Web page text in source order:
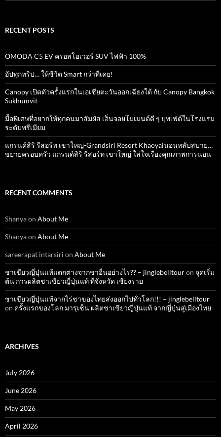
RECENT POSTS
OMODA C5 EV ครอสโอเวอร์ SUV ไฟฟ้า 100%
อัปทุกทริป… ให้ชีวิต Smart กว่าที่เคย!
Canopy เปิดตัวครั้งแรกในเอเชียตะวันออกเฉียงใต้ กับ Canopy Bangkok
Sukhumvit
มื้อพิเศษที่อยากให้ทุกคนมาสัมผัส เอ็นจอยโมเมนต์ดี ๆ บุพเฟ่ต์ในโรงแรม
ระดับพรีเมียม
แกรนด์สิริ​ รีสอร์ท​ เขาใหญ่​-Grandsiri​ Resort​ Khaoyaiนอนหลับสบาย…
ขยายครอบครัว แกรนด์สิริ รีสอร์ท เขาใหญ่ ใส่ใจเรื่องคุณภาพการนอน
RECENT COMMENTS
Shanyaon About Me
Shanyaon About Me
sareerapat intarsiri on About Me
ชาเขียวญี่ปุ่นแท้แตกต่างจากชาอื่นอย่างไร?? – jinglebelltouron จุดเริ่ม
ต้น การผลิตชาเขียวญี่ปุ่นแท้ ที่จังหวัด เชียงราย
ชาเขียวญี่ปุ่นแท้จากไร่ชาของไทยส่งออกไปทั่วโลก!!! – jinglebelltour
on ครั้งแรกของโลก มารุเซ็น ผลิตชาเขียวญี่ปุ่นแท้ จากญี่ปุ่นสู่เมืองไทย
ARCHIVES
July 2026
June 2026
May 2026
April 2026